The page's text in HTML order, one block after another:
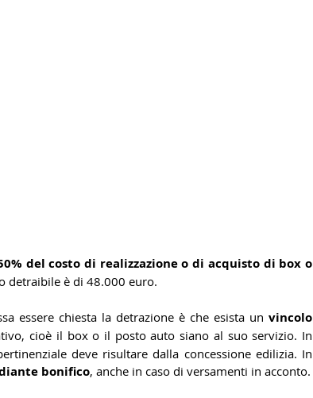
del costo di realizzazione o di acquisto di box o
detraibile è di 48.000 euro.
essere chiesta la detrazione è che esista un vincolo
cioè il box o il posto auto siano al suo servizio. In
deve risultare dalla concessione edilizia. In
bonifico, anche in caso di versamenti in acconto.